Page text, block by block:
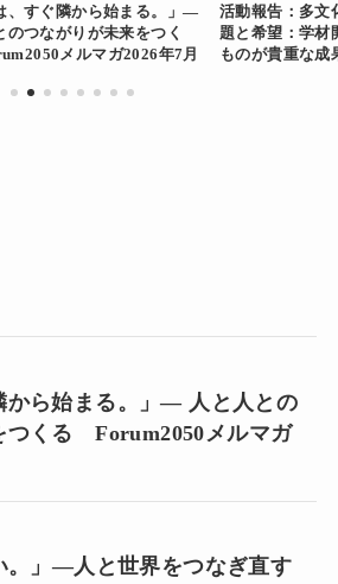
、すぐ隣から始まる。」―
のつながりが未来をつく
メルマガ2026年7月
活動報告：多文
題と希望：学材
ものが貴重な成
から始まる。」― 人と人との
つくる Forum2050メルマガ
。」―人と世界をつなぎ直す